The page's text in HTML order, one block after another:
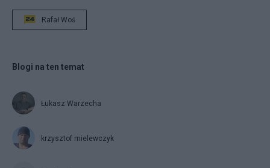
Rafał Woś
Blogi na ten temat
Łukasz Warzecha
krzysztof mielewczyk